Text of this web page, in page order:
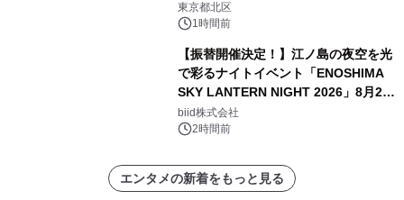
東京都北区
1時間前
【振替開催決定！】江ノ島の夜空を光
で彩るナイトイベント「ENOSHIMA
SKY LANTERN NIGHT 2026」8月22
日(土)振替開催＆受付スタート！
biid株式会社
2時間前
エンタメの新着をもっと見る